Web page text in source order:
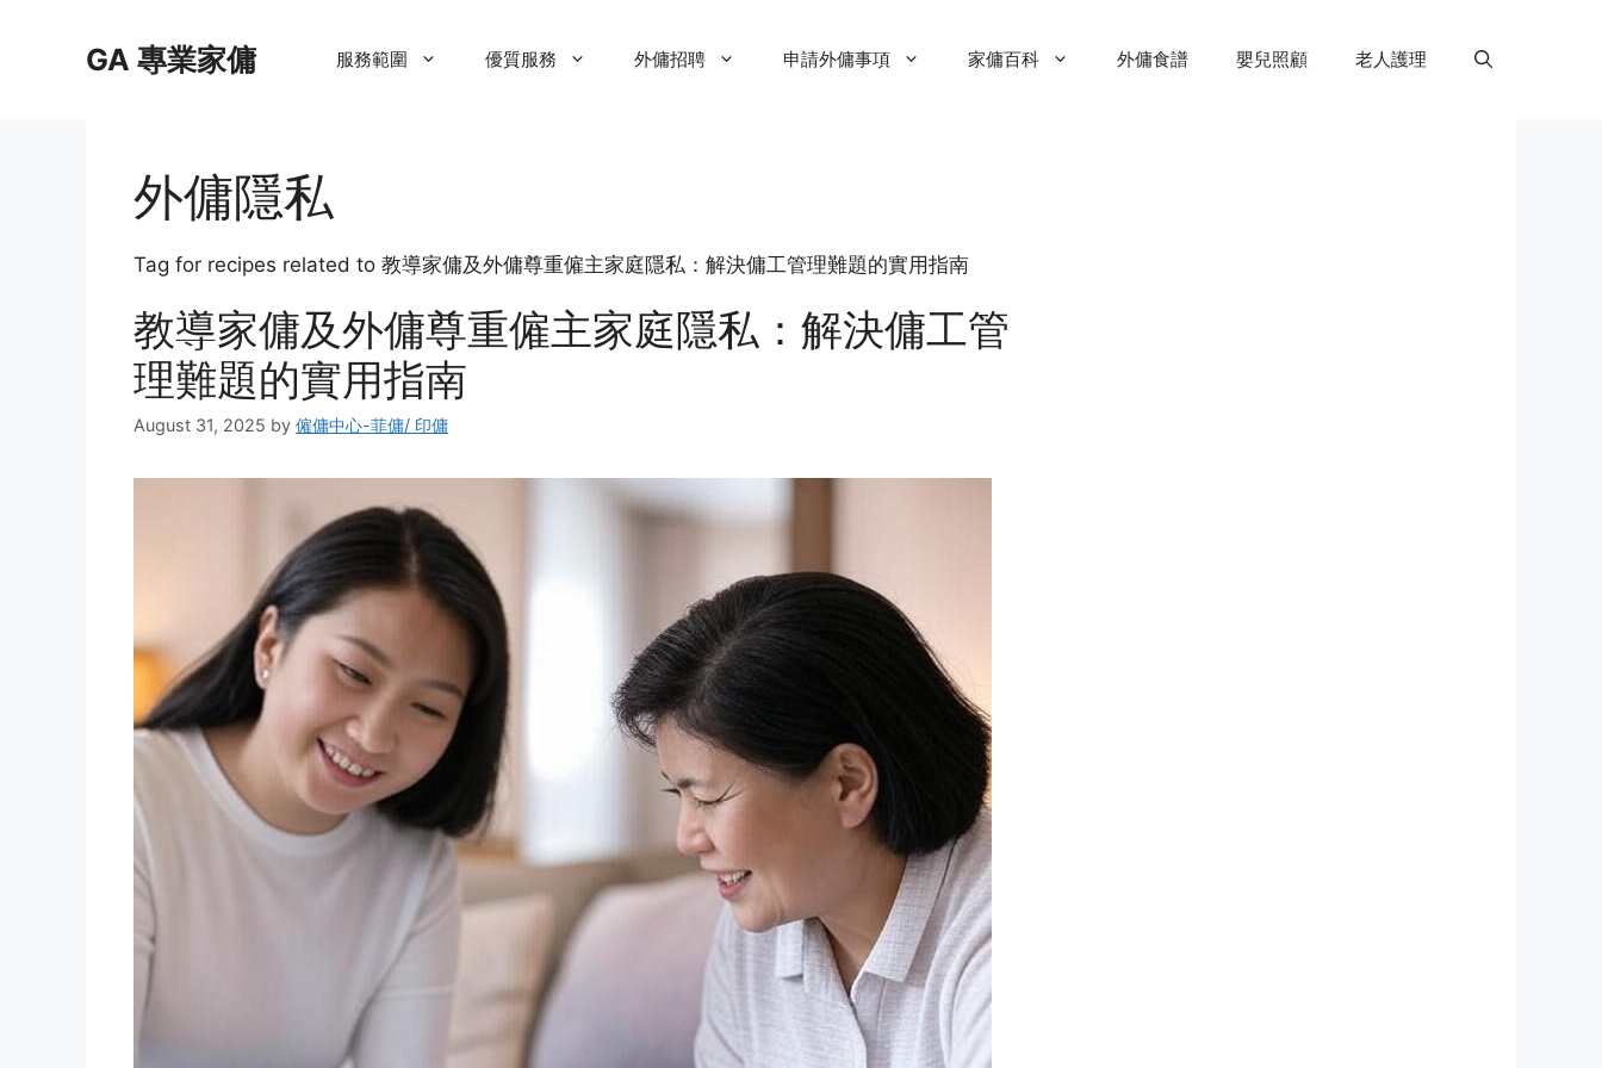
GA 專業家傭 服務範圍 優質服務 外傭招聘 申請外傭事項 家傭百科 外傭食譜 嬰兒照顧 老人護理
外傭隱私
Tag for recipes related to 教導家傭及外傭尊重僱主家庭隱私：解決傭工管理難題的實用指南
教導家傭及外傭尊重僱主家庭隱私：解決傭工管
理難題的實用指南
August 31, 2025 by 僱傭中心-菲傭/ 印傭